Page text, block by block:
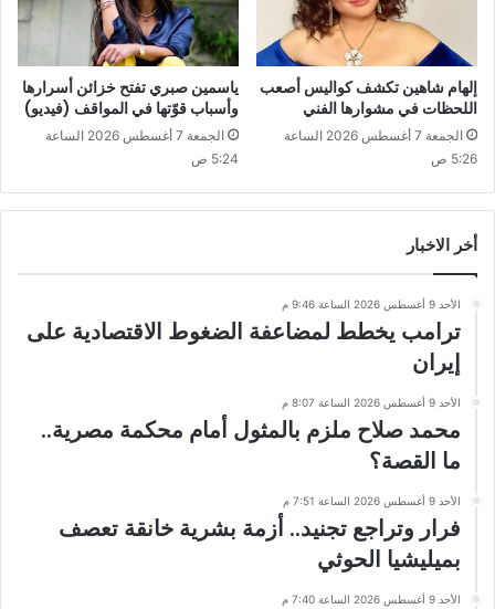
إلهام شاهين تكشف كواليس أصعب
اللحظات في مشوارها الفني
الجمعة 7 أغسطس 2026 الساعة
5:26 ص
ياسمين صبري تفتح خزائن أسرارها
وأسباب قوّتها في المواقف (فيديو)
الجمعة 7 أغسطس 2026 الساعة
5:24 ص
أخر الاخبار
الأحد 9 أغسطس 2026 الساعة 9:46 م
ترامب يخطط لمضاعفة الضغوط الاقتصادية على
إيران
الأحد 9 أغسطس 2026 الساعة 8:07 م
محمد صلاح ملزم بالمثول أمام محكمة مصرية..
ما القصة؟
الأحد 9 أغسطس 2026 الساعة 7:51 م
فرار وتراجع تجنيد.. أزمة بشرية خانقة تعصف
بميليشيا الحوثي
الأحد 9 أغسطس 2026 الساعة 7:40 م